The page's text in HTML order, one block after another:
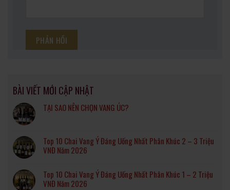
BÀI VIẾT MỚI CẬP NHẬT
TẠI SAO NÊN CHỌN VANG ÚC?
Top 10 Chai Vang Ý Đáng Uống Nhất Phân Khúc 2 – 3 Triệu
VNĐ Năm 2026
Top 10 Chai Vang Ý Đáng Uống Nhất Phân Khúc 1 – 2 Triệu
VNĐ Năm 2026